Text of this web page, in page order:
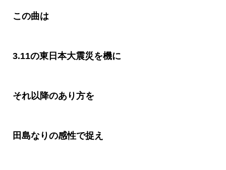
この曲は
3.11の東日本大震災を機に
それ以降のあり方を
田島なりの感性で捉え